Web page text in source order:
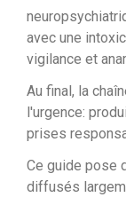
avec une
vigilance et
Au final, la
l'urgence:
prises
Ce guide pose
diffusés